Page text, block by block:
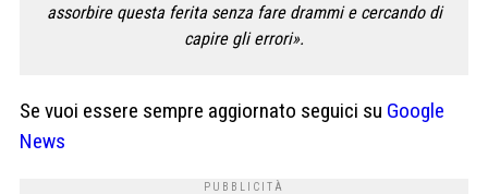
assorbire questa ferita senza fare drammi e cercando di
capire gli errori».
Se vuoi essere sempre aggiornato seguici su Google
News